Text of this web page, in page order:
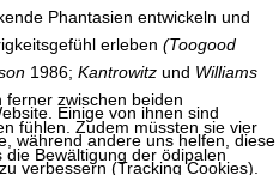
Phantasien entwickeln und
erleben (Toogood
1986; Kantrowitz und Williams
ferner zwischen beiden
fühlen. Zudem müssten sie vier
Bewältigung der ödipalen
Einige von ihnen sind
während andere uns helfen, diese
verbessern (Tracking Cookies).